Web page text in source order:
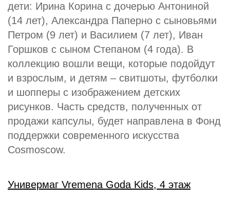
дети: Ирина Корина с дочерью Антониной
(14 лет), Александра Паперно с сыновьями
Петром (9 лет) и Василием (7 лет), Иван
Горшков с сыном Степаном (4 года). В
коллекцию вошли вещи, которые подойдут
и взрослым, и детям – свитшоты, футболки
и шопперы с изображением детских
рисунков. Часть средств, полученных от
продажи капсулы, будет направлена в Фонд
поддержки современного искусства
Cosmoscow.
Универмаг Vremena Goda Kids, 4 этаж